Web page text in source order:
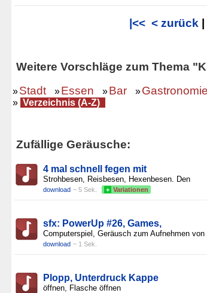
|<< < zurück
Weitere Vorschläge zum Thema
»Stadt »Essen »Bar »Gastronomie
» Verzeichnis (A-Z)
Zufällige Geräusche:
4 mal schnell fegen mit
Strohbesen, Reisbesen, Hexenbesen. Den
download ~ 5 Sek. + Variationen
sfx: PowerUp #26, Games,
Computerspiel, Geräusch zum Aufnehmen von
download ~ 1 Sek.
Plopp, Unterdruck Kappe
öffnen, Flasche öffnen